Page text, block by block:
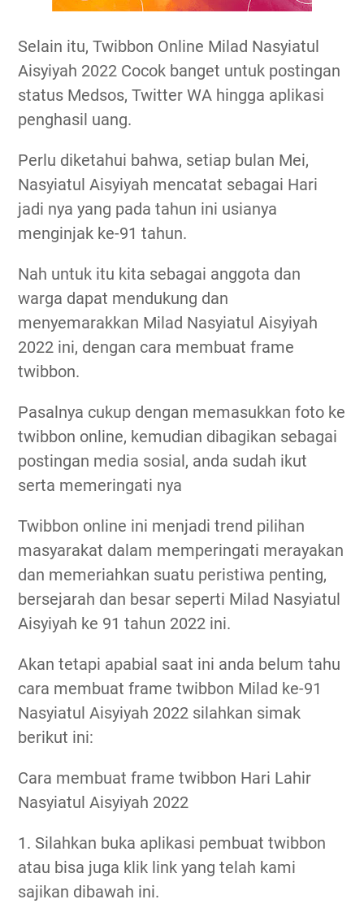
Selain itu, Twibbon Online Milad Nasyiatul
Aisyiyah 2022 Cocok banget untuk postingan
status Medsos, Twitter WA hingga aplikasi
penghasil uang.
Perlu diketahui bahwa, setiap bulan Mei,
Nasyiatul Aisyiyah mencatat sebagai Hari
jadi nya yang pada tahun ini usianya
menginjak ke-91 tahun.
Nah untuk itu kita sebagai anggota dan
warga dapat mendukung dan
menyemarakkan Milad Nasyiatul Aisyiyah
2022 ini, dengan cara membuat frame
twibbon.
Pasalnya cukup dengan memasukkan foto ke
twibbon online, kemudian dibagikan sebagai
postingan media sosial, anda sudah ikut
serta memeringati nya
Twibbon online ini menjadi trend pilihan
masyarakat dalam memperingati merayakan
dan memeriahkan suatu peristiwa penting,
bersejarah dan besar seperti Milad Nasyiatul
Aisyiyah ke 91 tahun 2022 ini.
Akan tetapi apabial saat ini anda belum tahu
cara membuat frame twibbon Milad ke-91
Nasyiatul Aisyiyah 2022 silahkan simak
berikut ini:
Cara membuat frame twibbon Hari Lahir
Nasyiatul Aisyiyah 2022
1. Silahkan buka aplikasi pembuat twibbon
atau bisa juga klik link yang telah kami
sajikan dibawah ini.